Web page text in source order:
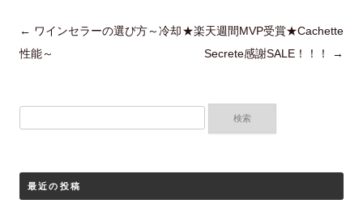
投
稿
ョ
← ワインセラーの選び方～冷却
性能～
★楽天週間MVP受賞★Cachette
Secrete感謝SALE！！！
→
索:
最近の投稿